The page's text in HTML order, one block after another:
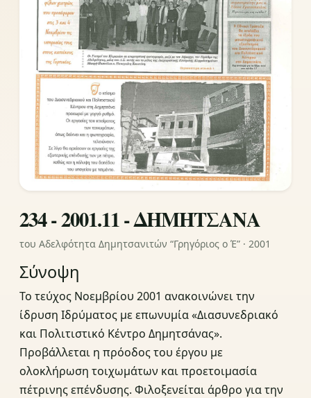
234 - 2001.11 - ΔΗΜΗΤΣΑΝΑ
του Αδελφότητα Δημητσανιτών “Γρηγόριος ο Έ” · 2001
Σύνοψη
Το τεύχος Νοεμβρίου 2001 ανακοινώνει την
ίδρυση Ιδρύματος με επωνυμία «Διασυνεδριακό
και Πολιτιστικό Κέντρο Δημητσάνας».
Προβάλλεται η πρόοδος του έργου με
ολοκλήρωση τοιχωμάτων και προετοιμασία
πέτρινης επένδυσης. Φιλοξενείται άρθρο για την